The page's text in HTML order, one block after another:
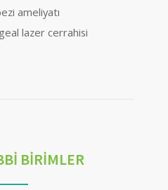
ameliyatı
lazer cerrahisi
BİRİMLER